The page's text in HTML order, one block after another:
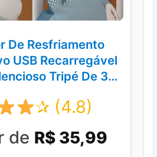
De Resfriamento
USB Recarregável
Tripé De 3
✰ (4.8)
de R$ 35,99